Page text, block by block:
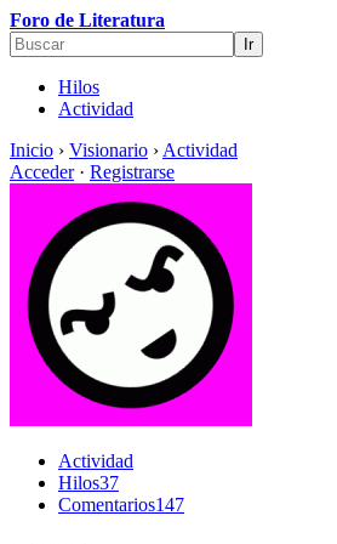
Foro de Literatura
Hilos
Actividad
Inicio › Visionario › Actividad
Acceder · Registrarse
Actividad
Hilos37
Comentarios147